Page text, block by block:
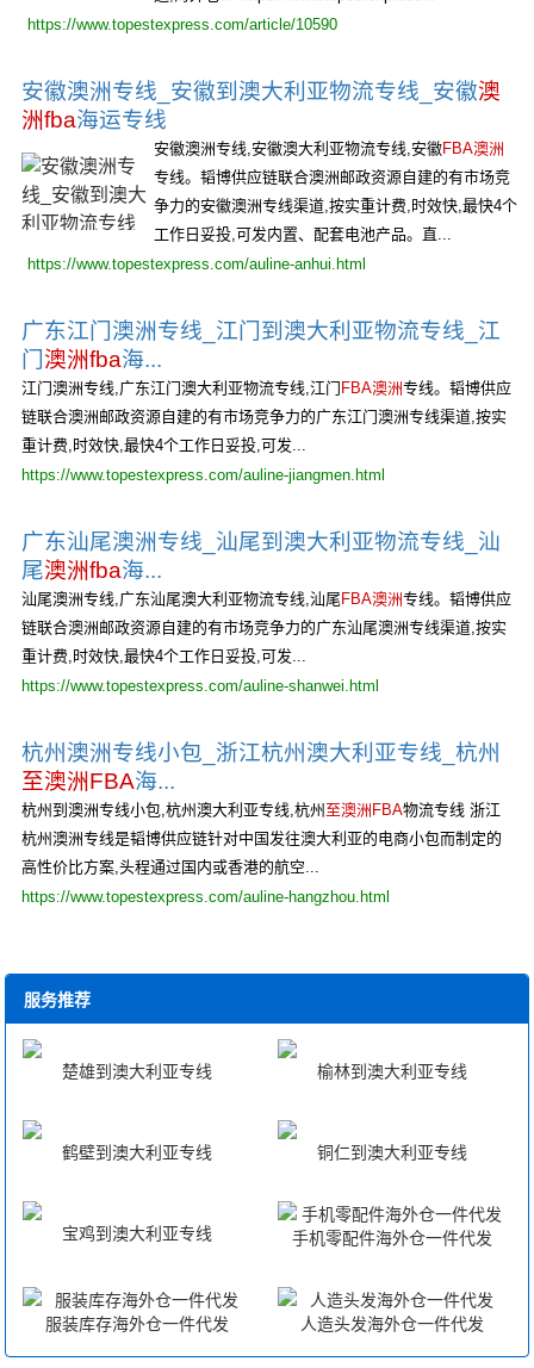
https://www.topestexpress.com/article/10590
安徽澳洲专线_安徽到澳大利亚物流专线_安徽澳
洲fba海运专线
安徽澳洲专线,安徽澳大利亚物流专线,安徽FBA澳洲
专线。韬博供应链联合澳洲邮政资源自建的有市场竞
争力的安徽澳洲专线渠道,按实重计费,时效快,最快4个
工作日妥投,可发内置、配套电池产品。直...
https://www.topestexpress.com/auline-anhui.html
广东江门澳洲专线_江门到澳大利亚物流专线_江
门澳洲fba海...
江门澳洲专线,广东江门澳大利亚物流专线,江门 FBA澳洲专线。韬博供应
链联合澳洲邮政资源自建的有市场竞争力的广东江门澳洲专线渠道,按实
重计费,时效快,最快4个工作日妥投,可发...
https://www.topestexpress.com/auline-jiangmen.html
广东汕尾澳洲专线_汕尾到澳大利亚物流专线_汕
尾澳洲fba海...
汕尾澳洲专线,广东汕尾澳大利亚物流专线,汕尾 FBA澳洲专线。韬博供应
链联合澳洲邮政资源自建的有市场竞争力的广东汕尾澳洲专线渠道,按实
重计费,时效快,最快4个工作日妥投,可发...
https://www.topestexpress.com/auline-shanwei.html
杭州澳洲专线小包_浙江杭州澳大利亚专线_杭州
至澳洲FBA海...
杭州到澳洲专线小包,杭州澳大利亚专线,杭州 至澳洲FBA物流专线 浙江
杭州澳洲专线是韬博供应链针对中国发往澳大利亚的电商小包而制定的
高性价比方案,头程通过国内或香港的航空...
https://www.topestexpress.com/auline-hangzhou.html
服务推荐
楚雄到澳大利亚专线 榆林到澳大利亚专线
鹤壁到澳大利亚专线 铜仁到澳大利亚专线
宝鸡到澳大利亚专线 手机零配件海外仓一件代发
服装库存海外仓一件代发 人造头发海外仓一件代发